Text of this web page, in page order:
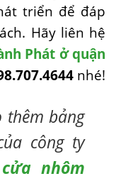
triển để đáp
Hãy liên hệ
Phát ở quận
nhé!
thêm bảng
công ty
nhôm